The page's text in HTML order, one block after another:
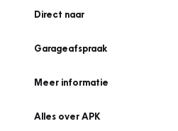
Direct naar
Garageafspraak
Meer informatie
Alles over APK